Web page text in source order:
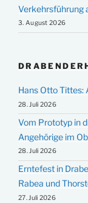
Verkehrsführung
3. August 2026
Hans Otto Tittes:
28. Juli 2026
Vom Prototyp in
Angehörige im
28. Juli 2026
Erntefest in
Rabea und
27. Juli 2026